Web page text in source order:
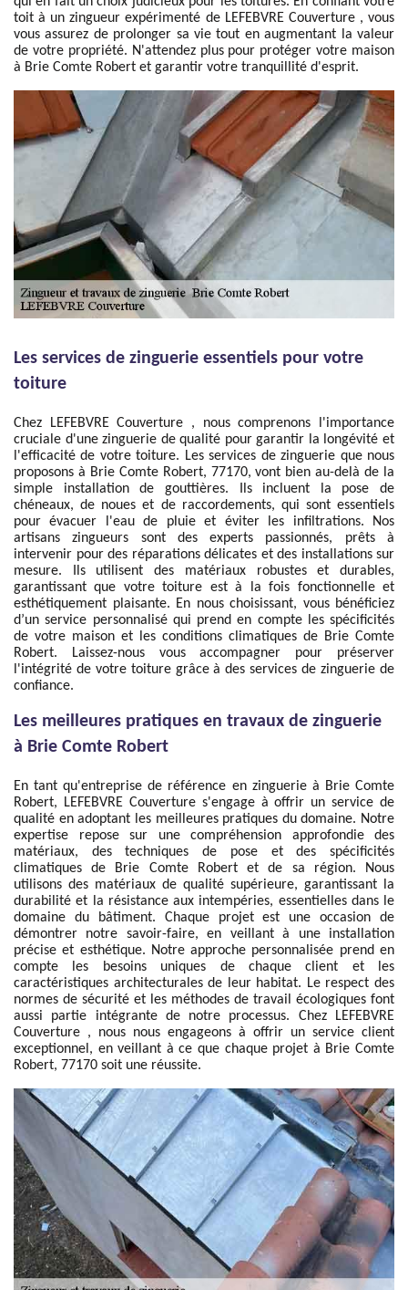
toit à un zingueur expérimenté de LEFEBVRE Couverture , vous
vous assurez de prolonger sa vie tout en augmentant la valeur
de votre propriété. N'attendez plus pour protéger votre maison
à Brie Comte Robert et garantir votre tranquillité d'esprit.
Les services de zinguerie essentiels pour votre
toiture
Chez LEFEBVRE Couverture , nous comprenons l'importance
cruciale d'une zinguerie de qualité pour garantir la longévité et
l'efficacité de votre toiture. Les services de zinguerie que nous
proposons à Brie Comte Robert, 77170, vont bien au-delà de la
simple installation de gouttières. Ils incluent la pose de
chéneaux, de noues et de raccordements, qui sont essentiels
pour évacuer l'eau de pluie et éviter les infiltrations. Nos
artisans zingueurs sont des experts passionnés, prêts à
intervenir pour des réparations délicates et des installations sur
mesure. Ils utilisent des matériaux robustes et durables,
garantissant que votre toiture est à la fois fonctionnelle et
esthétiquement plaisante. En nous choisissant, vous bénéficiez
d’un service personnalisé qui prend en compte les spécificités
de votre maison et les conditions climatiques de Brie Comte
Robert. Laissez-nous vous accompagner pour préserver
l'intégrité de votre toiture grâce à des services de zinguerie de
confiance.
Les meilleures pratiques en travaux de zinguerie
à Brie Comte Robert
En tant qu'entreprise de référence en zinguerie à Brie Comte
Robert, LEFEBVRE Couverture s'engage à offrir un service de
qualité en adoptant les meilleures pratiques du domaine. Notre
expertise repose sur une compréhension approfondie des
matériaux, des techniques de pose et des spécificités
climatiques de Brie Comte Robert et de sa région. Nous
utilisons des matériaux de qualité supérieure, garantissant la
durabilité et la résistance aux intempéries, essentielles dans le
domaine du bâtiment. Chaque projet est une occasion de
démontrer notre savoir-faire, en veillant à une installation
précise et esthétique. Notre approche personnalisée prend en
compte les besoins uniques de chaque client et les
caractéristiques architecturales de leur habitat. Le respect des
normes de sécurité et les méthodes de travail écologiques font
aussi partie intégrante de notre processus. Chez LEFEBVRE
Couverture , nous nous engageons à offrir un service client
exceptionnel, en veillant à ce que chaque projet à Brie Comte
Robert, 77170 soit une réussite.